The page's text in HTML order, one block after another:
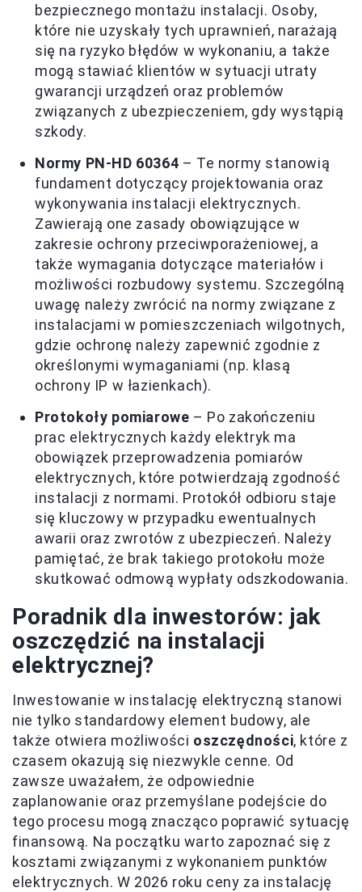
bezpiecznego montażu instalacji. Osoby,
które nie uzyskały tych uprawnień, narażają
się na ryzyko błędów w wykonaniu, a także
mogą stawiać klientów w sytuacji utraty
gwarancji urządzeń oraz problemów
związanych z ubezpieczeniem, gdy wystąpią
szkody.
Normy PN-HD 60364 – Te normy stanowią
fundament dotyczący projektowania oraz
wykonywania instalacji elektrycznych.
Zawierają one zasady obowiązujące w
zakresie ochrony przeciwporażeniowej, a
także wymagania dotyczące materiałów i
możliwości rozbudowy systemu. Szczególną
uwagę należy zwrócić na normy związane z
instalacjami w pomieszczeniach wilgotnych,
gdzie ochronę należy zapewnić zgodnie z
określonymi wymaganiami (np. klasą
ochrony IP w łazienkach).
Protokoły pomiarowe – Po zakończeniu
prac elektrycznych każdy elektryk ma
obowiązek przeprowadzenia pomiarów
elektrycznych, które potwierdzają zgodność
instalacji z normami. Protokół odbioru staje
się kluczowy w przypadku ewentualnych
awarii oraz zwrotów z ubezpieczeń. Należy
pamiętać, że brak takiego protokołu może
skutkować odmową wypłaty odszkodowania.
Poradnik dla inwestorów: jak
oszczędzić na instalacji
elektrycznej?
Inwestowanie w instalację elektryczną stanowi
nie tylko standardowy element budowy, ale
także otwiera możliwości oszczędności, które z
czasem okazują się niezwykle cenne. Od
zawsze uważałem, że odpowiednie
zaplanowanie oraz przemyślane podejście do
tego procesu mogą znacząco poprawić sytuację
finansową. Na początku warto zapoznać się z
kosztami związanymi z wykonaniem punktów
elektrycznych. W 2026 roku ceny za instalację